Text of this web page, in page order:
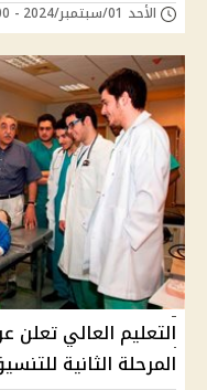
الأحد 01/سبتمبر/2024 - 07:00 ص
التعليم العالي تعلن
المرحلة الثانية